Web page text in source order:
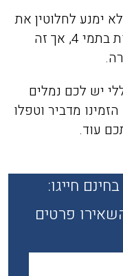
ימנע לחלוטין את
בתמי 4
, אך זה
יש לכם נמלים
מדביר וטפלו
עוד.
חייגו:
פרטים